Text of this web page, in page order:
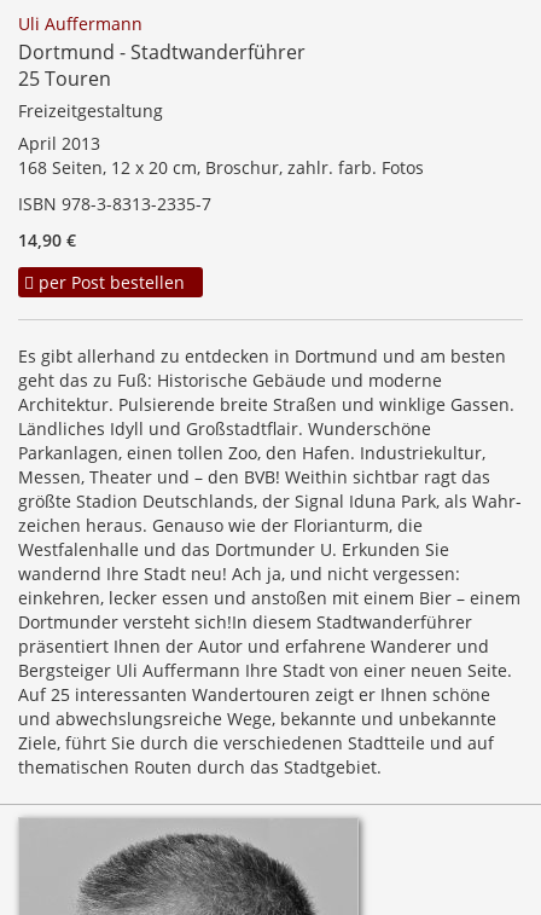
Uli Auffermann
Dortmund - Stadtwanderführer
25 Touren
Freizeitgestaltung
April 2013
168 Seiten, 12 x 20 cm, Broschur, zahlr. farb. Fotos
ISBN 978-3-8313-2335-7
14,90 €
per Post bestellen
Es gibt allerhand zu entdecken in Dortmund und am besten
geht das zu Fuß: Historische Gebäude und moderne
Architektur. Pulsierende breite Straßen und winklige Gassen.
Ländliches Idyll und Großstadtflair. Wunderschöne
Parkanlagen, einen tollen Zoo, den Hafen. Industriekultur,
Messen, Theater und – den BVB! Weithin sichtbar ragt das
größte Stadion Deutschlands, der Signal Iduna Park, als Wahr-
zeichen heraus. Genauso wie der Florianturm, die
Westfalenhalle und das Dortmunder U. Erkunden Sie
wandernd Ihre Stadt neu! Ach ja, und nicht vergessen:
einkehren, lecker essen und anstoßen mit einem Bier – einem
Dortmunder versteht sich!In diesem Stadtwanderführer
präsentiert Ihnen der Autor und erfahrene Wanderer und
Bergsteiger Uli Auffermann Ihre Stadt von einer neuen Seite.
Auf 25 interessanten Wandertouren zeigt er Ihnen schöne
und abwechslungsreiche Wege, bekannte und unbekannte
Ziele, führt Sie durch die verschiedenen Stadtteile und auf
thematischen Routen durch das Stadtgebiet.